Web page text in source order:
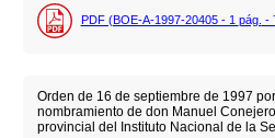
PDF (BOE-A-1997-20405 - 1 pág. -
Orden de 16 de septiembre de 1997
nombramiento de don Manuel
provincial del Instituto Nacional de la